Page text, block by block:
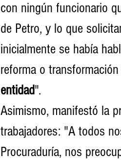
con ningún funcionario
de Petro, y lo que
inicialmente se había
reforma o
entidad".
Asimismo, manifestó la
trabajadores: "A todos
Procuraduría, nos